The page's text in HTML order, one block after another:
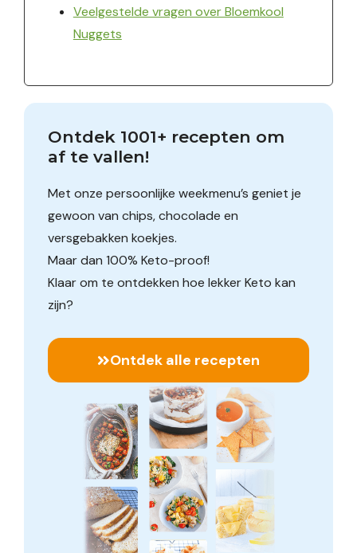
Veelgestelde vragen over Bloemkool
Nuggets
Ontdek 1001+ recepten om
af te vallen!
Met onze persoonlijke weekmenu’s geniet je
gewoon van chips, chocolade en
versgebakken koekjes.
Maar dan 100% Keto-proof!
Klaar om te ontdekken hoe lekker Keto kan
zijn?
Ontdek alle recepten